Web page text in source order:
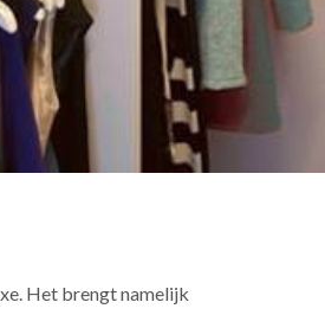
Het brengt namelijk